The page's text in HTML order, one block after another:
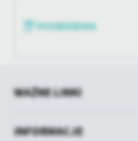
WAŻNE LINKI
INFORMACJE